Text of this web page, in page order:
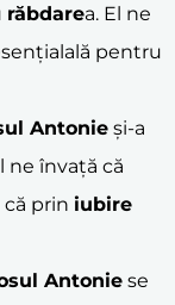
răbdarea. El ne
pentru
Antonie și-a
ne învață că
că prin iubire
Antonie se